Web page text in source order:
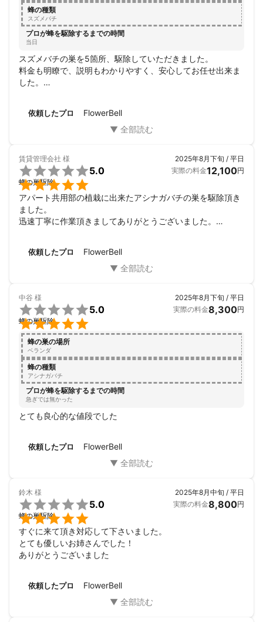
蜂の種類
スズメバチ
プロが蜂を駆除するまでの時間
当日
スズメバチの巣を5箇所、駆除していただきました。
料金も明瞭で、説明もわかりやすく、安心してお任せ出来ま
した。
依頼したプロ FlowerBell
賃貸管理会社 様


5.0
蜂の巣駆除
2025年8月下旬 / 平日
実際の料金12,100円
アパート共用部の植栽に出来たアシナガバチの巣を駆除頂き
ました。
迅速丁寧に作業頂きましてありがとうございました。
依頼したプロ FlowerBell
中谷 様


5.0
蜂の巣駆除
2025年8月下旬 / 平日
実際の料金8,300円
蜂の巣の場所
ベランダ
蜂の種類
アシナガバチ
プロが蜂を駆除するまでの時間
急ぎでは無かった
とても良心的な値段でした
依頼したプロ FlowerBell
鈴木 様


5.0
蜂の巣駆除
2025年8月中旬 / 平日
実際の料金8,800円
すぐに来て頂き対応して下さいました。
とても優しいお姉さんでした！
ありがとうございました
依頼したプロ FlowerBell